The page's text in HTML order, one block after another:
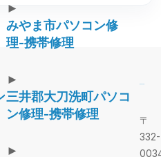
►
みやま市パソコン修
理-携帯修理
►
三井郡大刀洗町パソコ
ン修理-携帯修理
►
〒
332-